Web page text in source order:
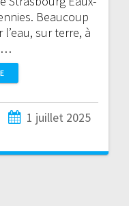
Beaucoup
l’eau, sur terre, à
1 juillet 2025